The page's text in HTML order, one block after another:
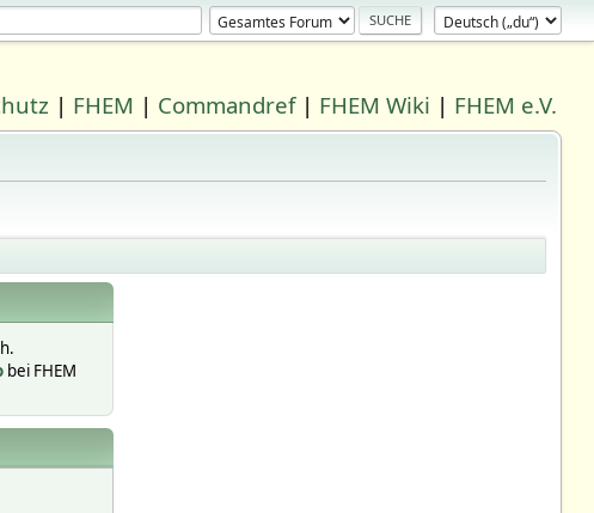
| FHEM | Commandref| FHEM Wiki | FHEM e.V.
bei FHEM